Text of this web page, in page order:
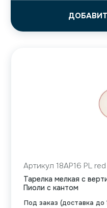
Под заказ (доставка до
Артикул 18AP16 PL red
Тарелка мелкая с
Пиоли с кантом